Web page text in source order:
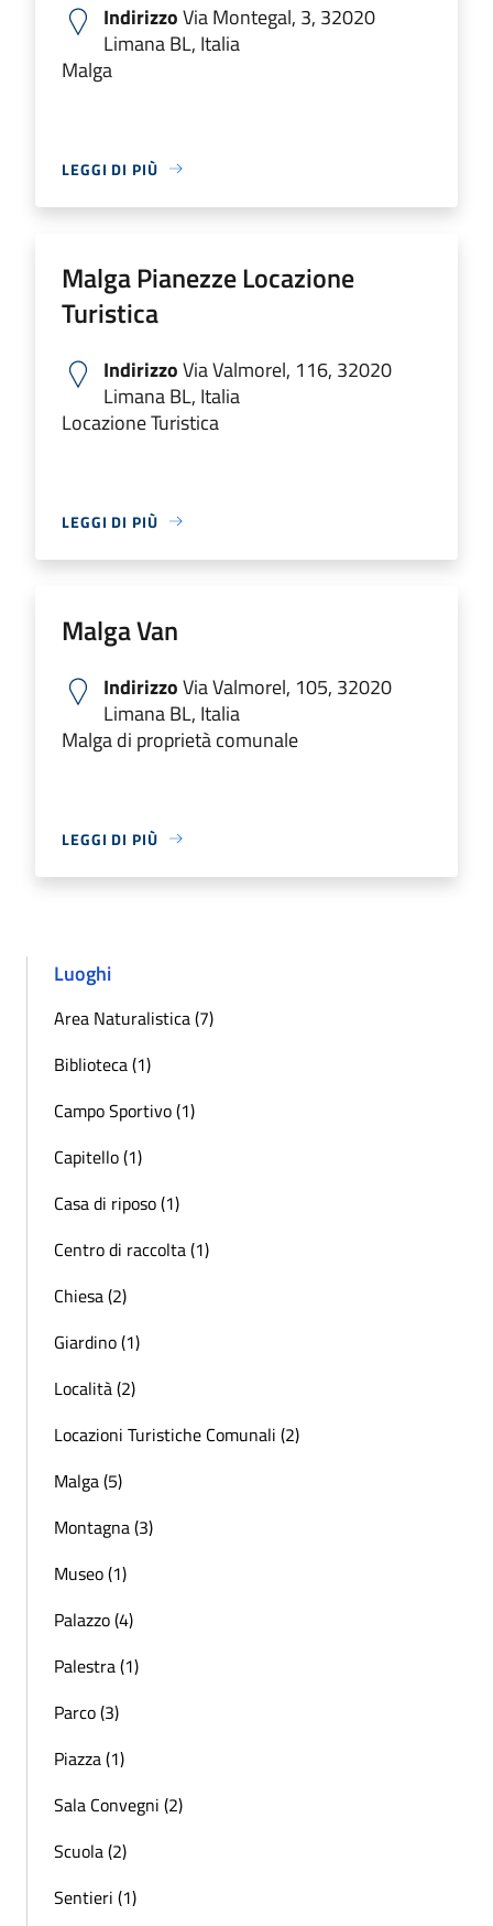
IndirizzoVia Montegal, 3, 32020
Limana BL, Italia
Malga
LEGGI DI PIÙ
Malga Pianezze Locazione
Turistica
IndirizzoVia Valmorel, 116, 32020
Limana BL, Italia
Locazione Turistica
LEGGI DI PIÙ
Malga Van
IndirizzoVia Valmorel, 105, 32020
Limana BL, Italia
Malga di proprietà comunale
LEGGI DI PIÙ
Luoghi
Area Naturalistica (7)
Biblioteca (1)
Campo Sportivo (1)
Capitello (1)
Casa di riposo (1)
Centro di raccolta (1)
Chiesa (2)
Giardino (1)
Località (2)
Locazioni Turistiche Comunali (2)
Malga (5)
Montagna (3)
Museo (1)
Palazzo (4)
Palestra (1)
Parco (3)
Piazza (1)
Sala Convegni (2)
Scuola (2)
Sentieri (1)